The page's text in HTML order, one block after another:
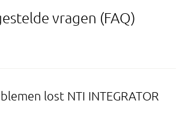
vragen (FAQ)
lost NTI INTEGRATOR